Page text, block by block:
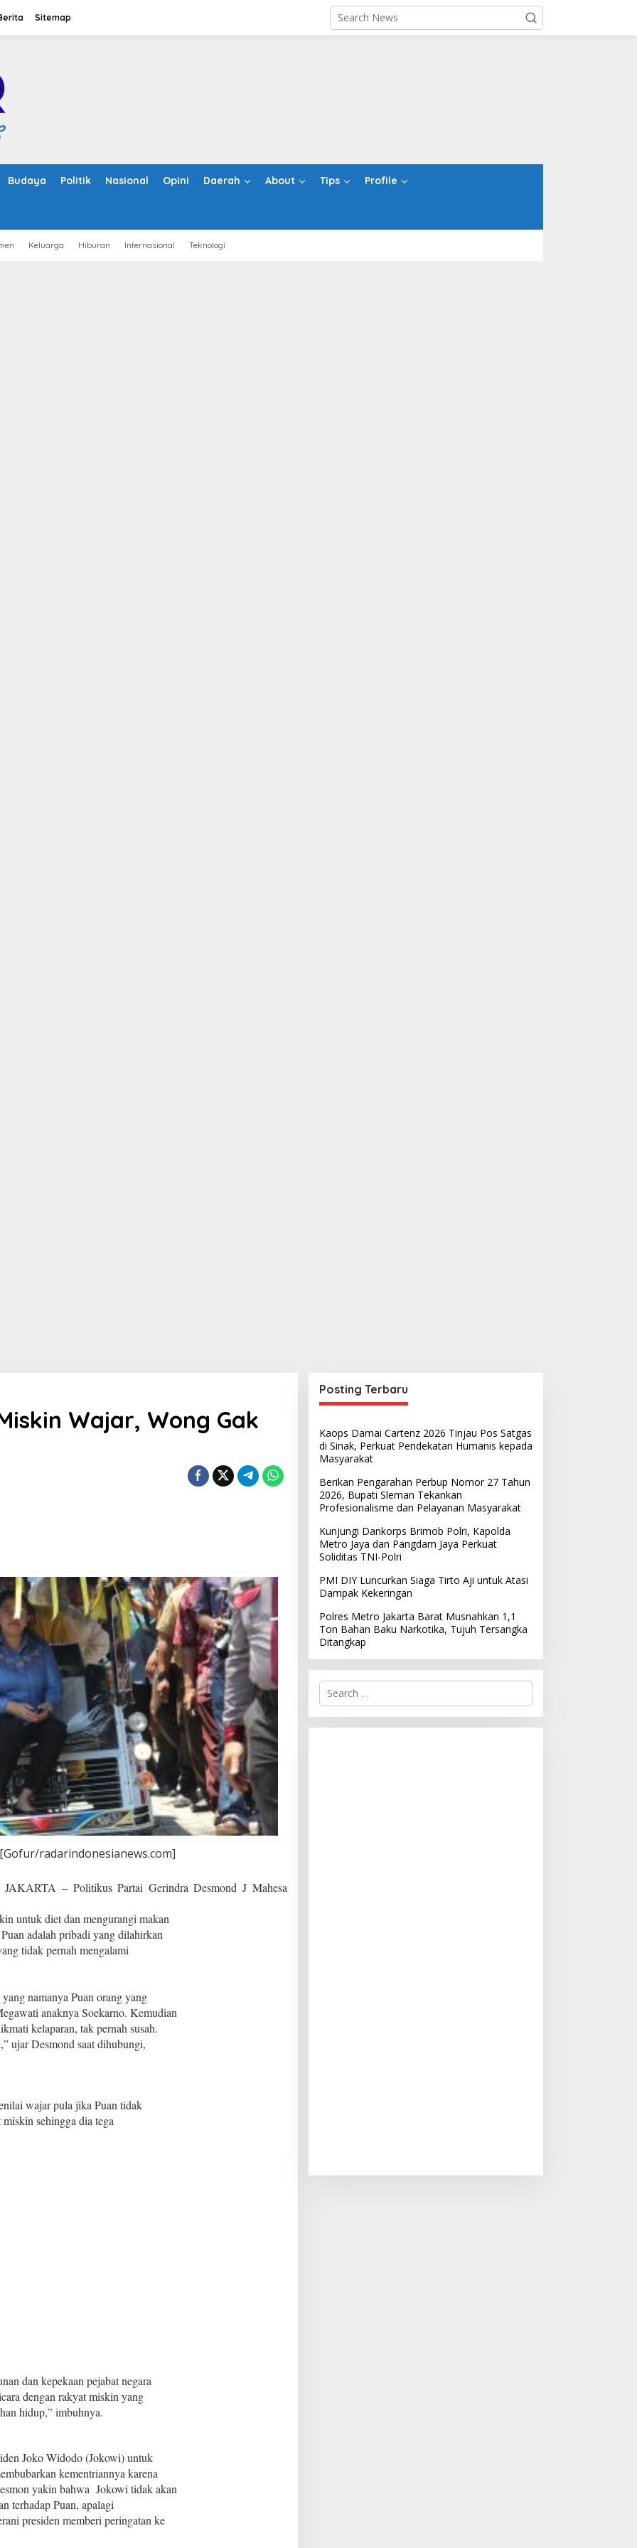
Sitemap
Budaya Politik Nasional Opini Daerah About Tips Profile
Keluarga Hiburan Internasional Teknologi
Wajar, Wong Gak
radarindonesianews.com]
– Politikus Partai Gerindra Desmond J Mahesa
untuk diet dan mengurangi makan
adalah pribadi yang dilahirkan
tidak pernah mengalami
namanya Puan orang yang
anaknya Soekarno. Kemudian
kelaparan, tak pernah susah.
ujar Desmond saat dihubungi,
wajar pula jika Puan tidak
sehingga dia tega
dan kepekaan pejabat negara
dengan rakyat miskin yang
hidup,” imbuhnya.
Joko Widodo (Jokowi) untuk
kementriannya karena
yakin bahwa Jokowi tidak akan
terhadap Puan, apalagi
presiden memberi peringatan ke
Posting Terbaru
Kaops Damai Cartenz 2026 Tinjau Pos Satgas
di Sinak, Perkuat Pendekatan Humanis kepada
Masyarakat
Berikan Pengarahan Perbup Nomor 27 Tahun
2026, Bupati Sleman Tekankan
Profesionalisme dan Pelayanan Masyarakat
Kunjungi Dankorps Brimob Polri, Kapolda
Metro Jaya dan Pangdam Jaya Perkuat
Soliditas TNI-Polri
PMI DIY Luncurkan Siaga Tirto Aji untuk Atasi
Dampak Kekeringan
Polres Metro Jakarta Barat Musnahkan 1,1
Ton Bahan Baku Narkotika, Tujuh Tersangka
Ditangkap
S
r